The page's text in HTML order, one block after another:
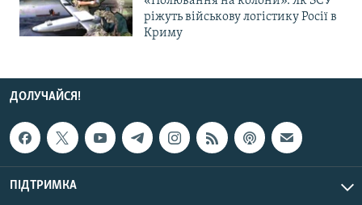
ріжуть військову логістику Росії в
Криму
ДОЛУЧАЙСЯ!
ПІДТРИМКА